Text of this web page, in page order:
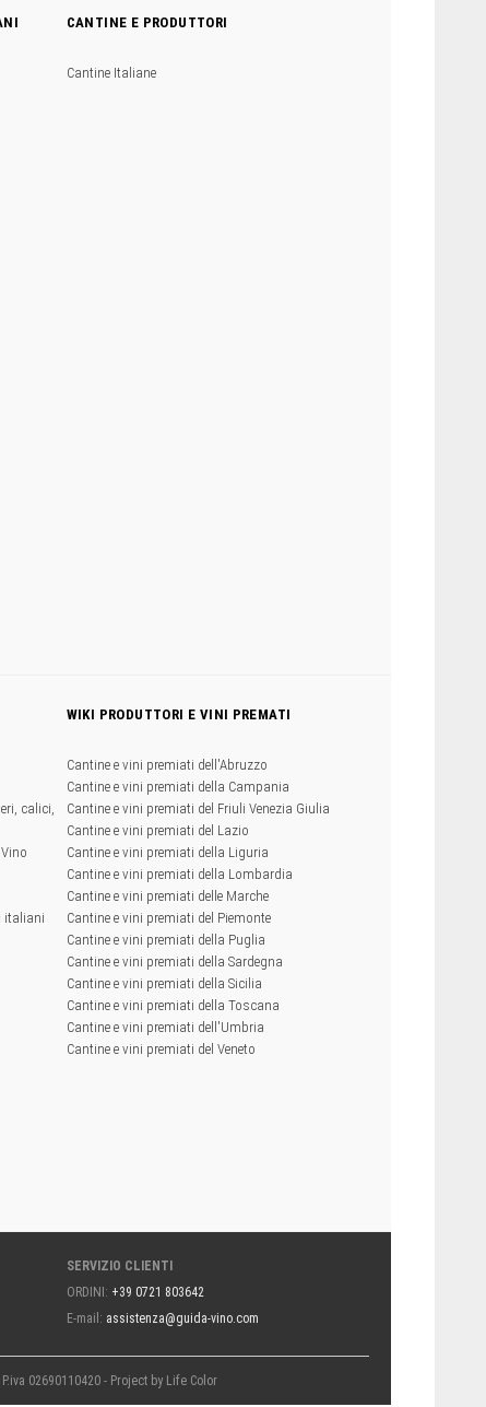
CANTINE E PRODUTTORI
Cantine Italiane
calici,
italiani
WIKI PRODUTTORI E VINI PREMATI
Cantine e vini premiati dell'Abruzzo
Cantine e vini premiati della Campania
Cantine e vini premiati del Friuli Venezia Giulia
Cantine e vini premiati del Lazio
Cantine e vini premiati della Liguria
Cantine e vini premiati della Lombardia
Cantine e vini premiati delle Marche
Cantine e vini premiati del Piemonte
Cantine e vini premiati della Puglia
Cantine e vini premiati della Sardegna
Cantine e vini premiati della Sicilia
Cantine e vini premiati della Toscana
Cantine e vini premiati dell'Umbria
Cantine e vini premiati del Veneto
SERVIZIO CLIENTI
ORDINI: +39 0721 803642
E-mail: assistenza@guida-vino.com
02690110420 - Project by Life Color